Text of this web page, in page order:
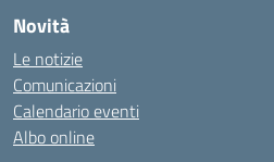
Novità
Le notizie
Comunicazioni
Calendario eventi
Albo online